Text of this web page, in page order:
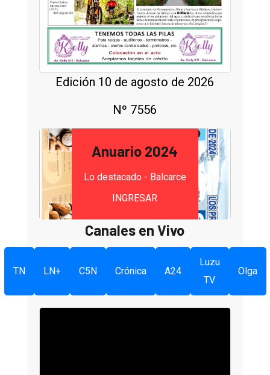
Edición 10 de agosto de 2026
Nº 7556
Anuario 2024
Lo destacado - Balcarce
INGRESAR
Canales en Vivo
TN LN+ C5N Crónica A24
Luzu
TV
Olga